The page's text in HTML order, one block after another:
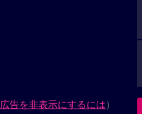
広告を非表示にするには）